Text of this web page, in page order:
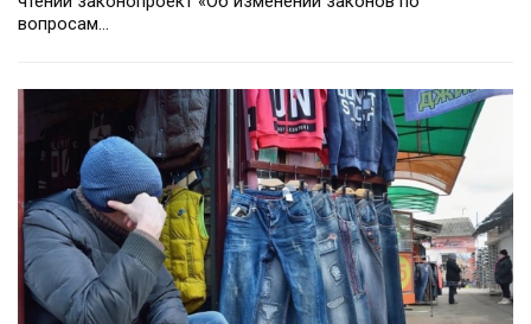
вопросам…